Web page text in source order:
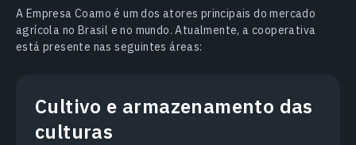
A Empresa Coamo é um dos atores principais do mercado
agrícola no Brasil e no mundo. Atualmente, a cooperativa
está presente nas seguintes áreas:
Cultivo e armazenamento das
culturas